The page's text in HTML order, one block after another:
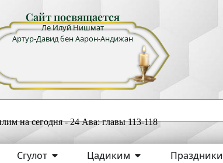
Сайт посвящается
Ле Илуй Нишмат
Артур-Давид бен Аарон-Андижан
на сегодня - 24 Ава: главы 113-118
Сгулот Цадиким Праздники